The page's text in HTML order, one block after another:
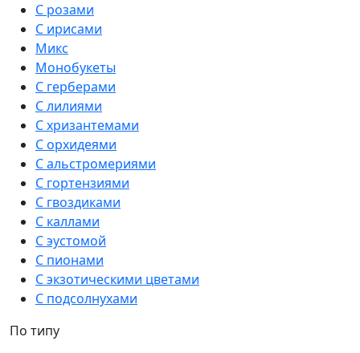
С розами
С ирисами
Микс
Монобукеты
С герберами
С лилиями
С хризантемами
С орхидеями
С альстромериями
С гортензиями
С гвоздиками
С каллами
С эустомой
С пионами
С экзотическими цветами
С подсолнухами
По типу